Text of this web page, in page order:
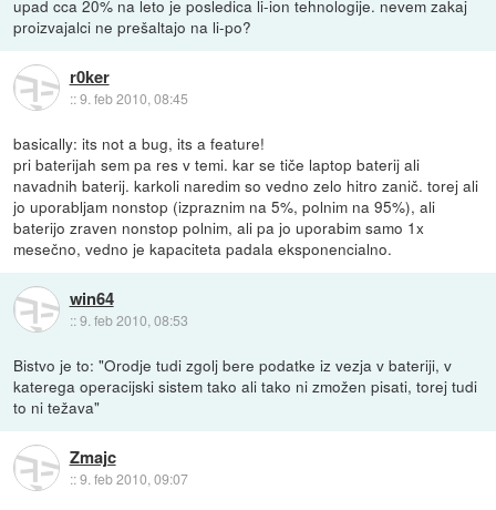
upad cca 20% na leto je posledica li-ion tehnologije. nevem zakaj
proizvajalci ne prešaltajo na li-po?
r0ker
::9. feb 2010, 08:45
basically: its not a bug, its a feature!
pri baterijah sem pa res v temi. kar se tiče laptop baterij ali
navadnih baterij. karkoli naredim so vedno zelo hitro zanič. torej ali
jo uporabljam nonstop (izpraznim na 5%, polnim na 95%), ali
baterijo zraven nonstop polnim, ali pa jo uporabim samo 1x
mesečno, vedno je kapaciteta padala eksponencialno.
win64
::9. feb 2010, 08:53
Bistvo je to: "Orodje tudi zgolj bere podatke iz vezja v bateriji, v
katerega operacijski sistem tako ali tako ni zmožen pisati, torej tudi
to ni težava"
Zmajc
::9. feb 2010, 09:07